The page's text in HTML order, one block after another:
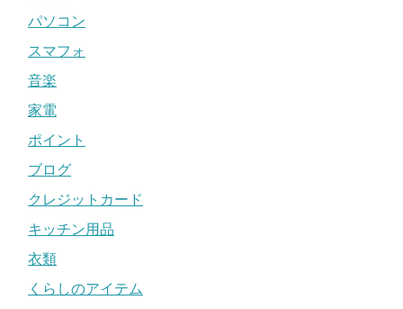
パソコン
スマフォ
音楽
家電
ポイント
ブログ
クレジットカード
キッチン用品
衣類
くらしのアイテム